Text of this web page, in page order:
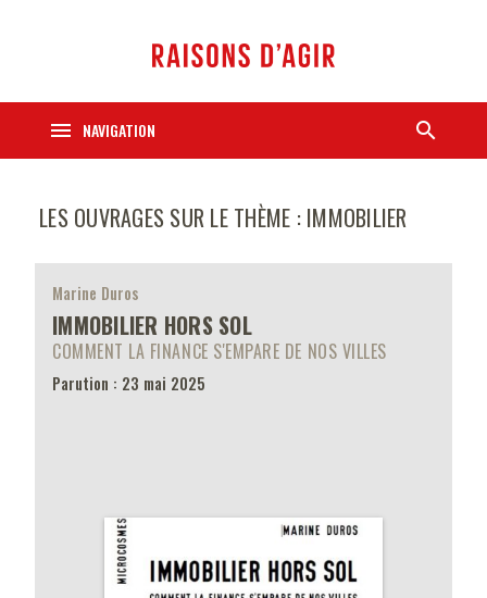
menu NAVIGATION search
LES OUVRAGES SUR LE THÈME : IMMOBILIER
Marine Duros
IMMOBILIER HORS SOL
COMMENT LA FINANCE S'EMPARE DE NOS VILLES
Parution : 23 mai 2025